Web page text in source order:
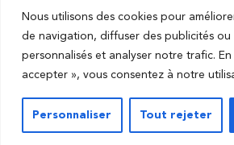
Nous utilisons des cookies pour
de navigation, diffuser des publicités ou
personnalisés et analyser notre trafic.
accepter », vous consentez à notre
Personnaliser Tout rejeter